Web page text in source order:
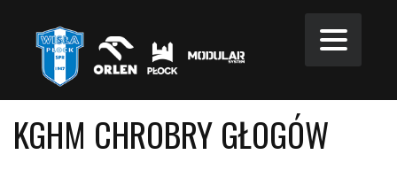
KGHM CHROBRY GŁOGÓW